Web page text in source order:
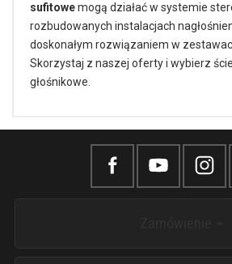
sufitowemogą działać w systemie
rozbudowanych instalacjach
doskonałym rozwiązaniem w
Skorzystaj z naszej oferty i wybierz
głośnikowe.